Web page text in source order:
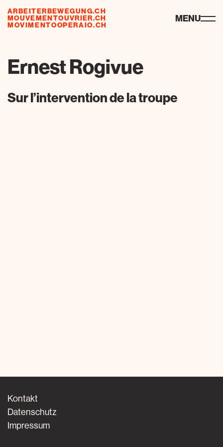
ARBEITERBEWEGUNG.CH
MOUVEMENTOUVRIER.CH
MOVIMENTOOPERAIO.CH
ressourcen MENU
Ernest Rogivue
Sur l’intervention de la troupe
Kontakt
Datenschutz
Impressum